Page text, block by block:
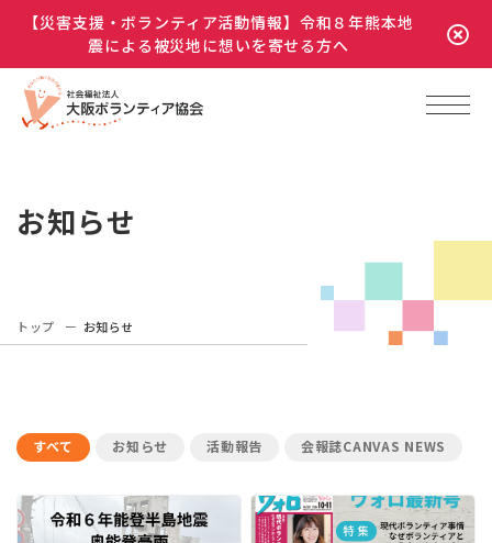
【災害支援・ボランティア活動情報】令和８年熊本地
震による被災地に想いを寄せる方へ
お知らせ
トップ お知らせ
すべて お知らせ 活動報告 会報誌CANVAS NEWS